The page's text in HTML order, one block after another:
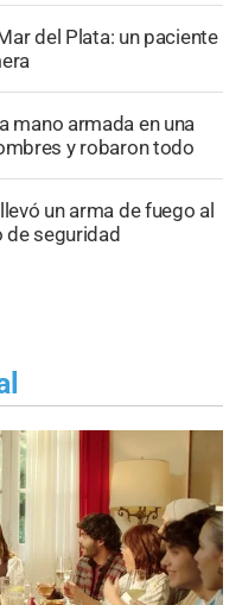
del Plata: un paciente
mano armada en una
y robaron todo
un arma de fuego al
de seguridad